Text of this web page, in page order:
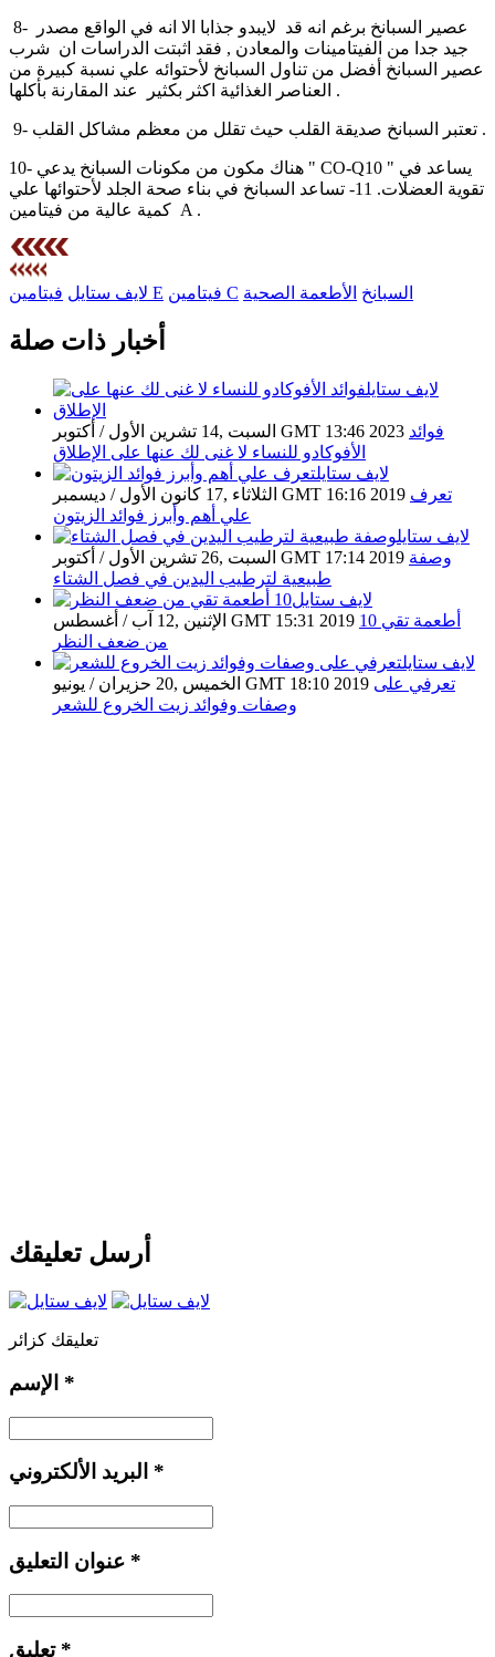
8- عصير السبانخ برغم انه قد لايبدو جذابا الا انه في الواقع مصدر
جيد جدا من الفيتامينات والمعادن , فقد اثبتت الدراسات ان شرب
عصير السبانخ أفضل من تناول السبانخ لأحتوائه علي نسبة كبيرة من
العناصر الغذائية اكثر بكثير عند المقارنة بأكلها .
9- تعتبر السبانخ صديقة القلب حيث تقلل من معظم مشاكل القلب .
10- هناك مكون من مكونات السبانخ يدعي " CO-Q10 " يساعد في
تقوية العضلات. 11- تساعد السبانخ في بناء صحة الجلد لأحتوائها علي
كمية عالية من فيتامين A .
لايف ستايل فيتامين E فيتامين C السبانخ الأطعمة الصحية
أخبار ذات صلة
السبت ,14 تشرين الأول / أكتوبر GMT 13:46 2023 فوائد
الأفوكادو للنساء لا غنى لك عنها على الإطلاق
الثلاثاء ,17 كانون الأول / ديسمبر GMT 16:16 2019 تعرف
علي أهم وأبرز فوائد الزيتون
السبت ,26 تشرين الأول / أكتوبر GMT 17:14 2019 وصفة
طبيعية لترطيب اليدين في فصل الشتاء
الإثنين ,12 آب / أغسطس GMT 15:31 2019 10 أطعمة تقي
من ضعف النظر
الخميس ,20 حزيران / يونيو GMT 18:10 2019 تعرفي على
وصفات وفوائد زيت الخروع للشعر
أرسل تعليقك
تعليقك كزائر
*
*
*
تعليق *